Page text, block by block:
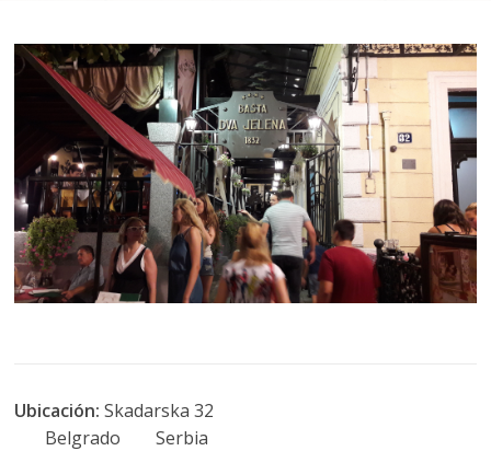
Ubicación:Skadarska 32
Belgrado Serbia